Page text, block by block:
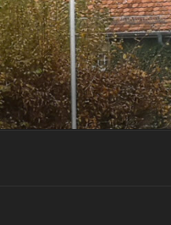
Zum
Inhalt
springen